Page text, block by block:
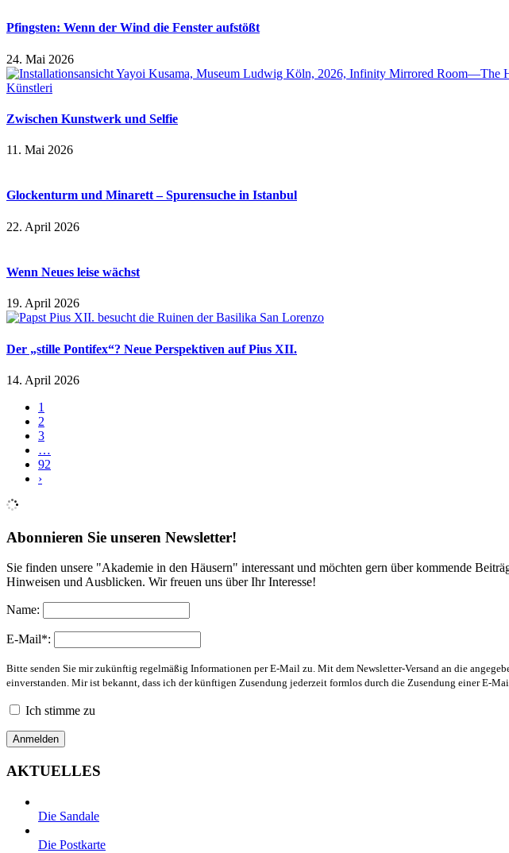
Pfingsten: Wenn der Wind die Fenster aufstößt
24. Mai 2026
Zwischen Kunstwerk und Selfie
11. Mai 2026
Glockenturm und Minarett – Spurensuche in Istanbul
22. April 2026
Wenn Neues leise wächst
19. April 2026
Der „stille Pontifex“? Neue Perspektiven auf Pius XII.
14. April 2026
1
2
3
…
92
›
Abonnieren Sie unseren Newsletter!
Sie finden unsere "Akademie in den Häusern" interessant und möchten gern über kommende
Hinweisen und Ausblicken. Wir freuen uns über Ihr Interesse!
Name:
E-Mail*:
Bitte senden Sie mir zukünftig regelmäßig Informationen per E-Mail zu. Mit dem Newsletter-Versand an die
einverstanden. Mir ist bekannt, dass ich der künftigen Zusendung jederzeit formlos durch die Zusendung einer E-
Ich stimme zu
AKTUELLES
Die Sandale
Die Postkarte